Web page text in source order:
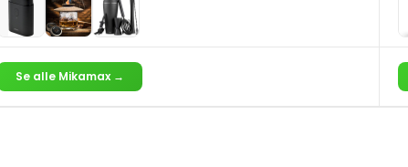
Se alle Mikamax →